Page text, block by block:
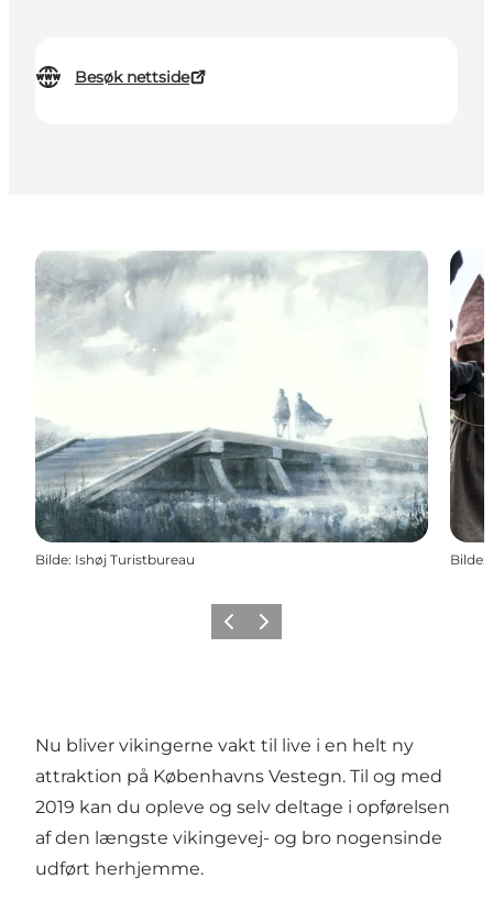
Besøk nettside
Bilde: Ishøj Turistbureau Bilde:
ForrigeNeste
Nu bliver vikingerne vakt til live i en helt ny
attraktion på Københavns Vestegn. Til og med
2019 kan du opleve og selv deltage i opførelsen
af den længste vikingevej- og bro nogensinde
udført herhjemme.